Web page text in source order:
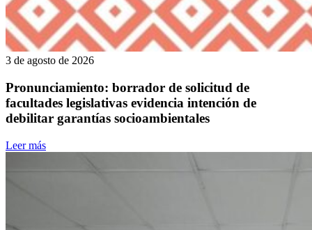
3 de agosto de 2026
Pronunciamiento: borrador de solicitud de
facultades legislativas evidencia intención de
debilitar garantías socioambientales
Leer más